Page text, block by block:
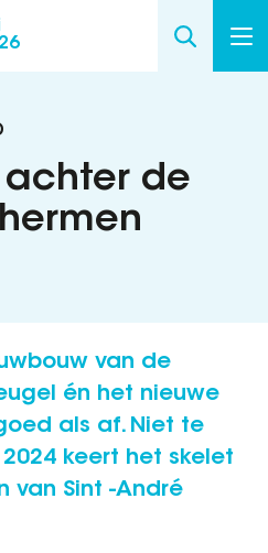
achter de
van de
én het nieuwe
als af. Niet te
keert het skelet
van Sint -André